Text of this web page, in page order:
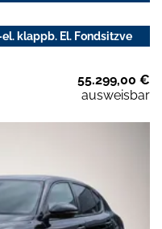
klappb. El. Fondsitzve
55.299,00 €
ausweisbar